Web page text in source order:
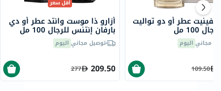
أقل سعر
أزارو ذا موست وانتد عطر أو دي
بارفان إنتنس للرجال 100 مل
توصيل مجاني اليوم
209.50
277
عطر أو دو تواليت
100 مل
مجاني اليوم
109.50